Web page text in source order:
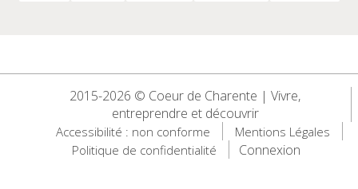
2015-2026 © Coeur de Charente | Vivre,
entreprendre et découvrir
Accessibilité : non conforme
Mentions Légales
Politique de confidentialité
Connexion